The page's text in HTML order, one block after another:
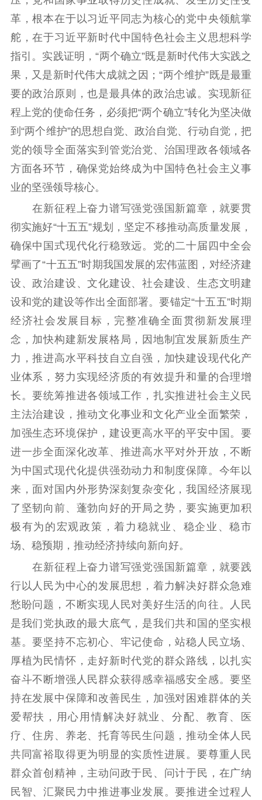
革，根本在于以习近平同志为核心的党中央领航掌
舵，在于习近平新时代中国特色社会主义思想科学
指引。实践证明，“两个确立”既是新时代伟大实践之
果，又是新时代伟大成就之因；“两个维护”既是最重
要的政治原则，也是最具体的政治忠诚。实现新征
程上党的使命任务，必须把“两个确立”转化为坚决做
到“两个维护”的思想自觉、政治自觉、行动自觉，把
党的领导全面落实到管党治党、治国理政各领域各
方面各环节，确保党始终成为中国特色社会主义事
业的坚强领导核心。
在新征程上奋力谱写强党强国新篇章，就要贯
彻实施好“十五五”规划，坚定不移推动高质量发展，
确保中国式现代化行稳致远。党的二十届四中全会
擘画了“十五五”时期我国发展的宏伟蓝图，对经济建
设、政治建设、文化建设、社会建设、生态文明建
设和党的建设等作出全面部署。要锚定“十五五”时期
经济社会发展目标，完整准确全面贯彻新发展理
念，加快构建新发展格局，因地制宜发展新质生产
力，推进高水平科技自立自强，加快建设现代化产
业体系，努力实现经济质的有效提升和量的合理增
长。要统筹推进各领域工作，扎实推进社会主义民
主法治建设，推动文化事业和文化产业全面繁荣，
加强生态环境保护，建设更高水平的平安中国。要
进一步全面深化改革、推进高水平对外开放，不断
为中国式现代化提供强劲动力和制度保障。今年以
来，面对国内外形势深刻复杂变化，我国经济展现
了坚韧向前、蓬勃向好的开局之势，要实施更加积
极有为的宏观政策，着力稳就业、稳企业、稳市
场、稳预期，推动经济持续向新向好。
在新征程上奋力谱写强党强国新篇章，就要践
行以人民为中心的发展思想，着力解决好群众急难
愁盼问题，不断实现人民对美好生活的向往。人民
是我们党执政的最大底气，是我们共和国的坚实根
基。要坚持不忘初心、牢记使命，站稳人民立场、
厚植为民情怀，走好新时代党的群众路线，以扎实
奋斗不断增强人民群众获得感幸福感安全感。要坚
持在发展中保障和改善民生，加强对困难群体的关
爱帮扶，用心用情解决好就业、分配、教育、医
疗、住房、养老、托育等民生问题，推动全体人民
共同富裕取得更为明显的实质性进展。要尊重人民
群众首创精神，主动问政于民、问计于民，在广纳
民智、汇聚民力中推进事业发展。要推进全过程人